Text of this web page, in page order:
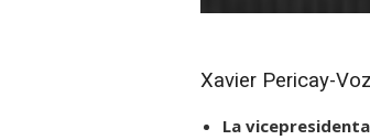
Xavier Pericay-
La